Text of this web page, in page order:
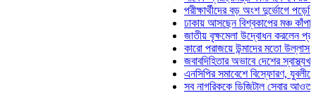
পরীক্ষার্থীদের বড় অংশ দুর্ভোগে পড়েনি: ড.
ঢাকায় আসছেন বিশ্বকাপের মঞ্চ কাঁপানো সেই
জাতীয় বৃক্ষমেলা উদ্বোধন করলেন প্রধানমন্ত্রী
কারো পরাজয়ে উন্মাদের মতো উল্লাস করতে
জবাবদিহিতার অভাবে দেশের স্বাস্থ্যখাত
এনসিপির সমাবেশে বিস্ফোরণ, যুবলীগের দুই
সব নাগরিককে ডিজিটাল সেবার আওতায় আনতে